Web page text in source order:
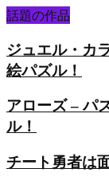
話題の作品
ジュエル・カ
絵パズル！
アローズ – パ
ル！
チート勇者は